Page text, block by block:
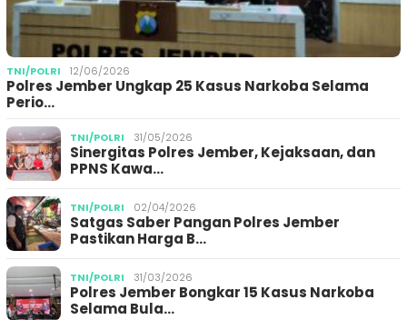
TNI/POLRI 12/06/2026
Polres Jember Ungkap 25 Kasus Narkoba Selama
Perio…
TNI/POLRI 31/05/2026
Sinergitas Polres Jember, Kejaksaan, dan
PPNS Kawa…
TNI/POLRI 02/04/2026
Satgas Saber Pangan Polres Jember
Pastikan Harga B…
TNI/POLRI 31/03/2026
Polres Jember Bongkar 15 Kasus Narkoba
Selama Bula…